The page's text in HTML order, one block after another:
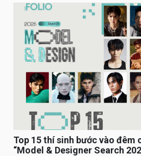
Top 15 thí sinh bước vào đêm
“Model & Designer Search